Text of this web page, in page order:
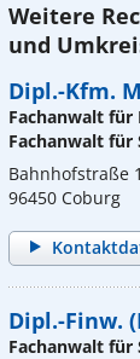
Weitere
und
Dipl.-Kfm.
Fachanwalt für
Fachanwalt für
Bahnhofstraße
96450 Coburg
Dipl.-Finw.
Fachanwalt für